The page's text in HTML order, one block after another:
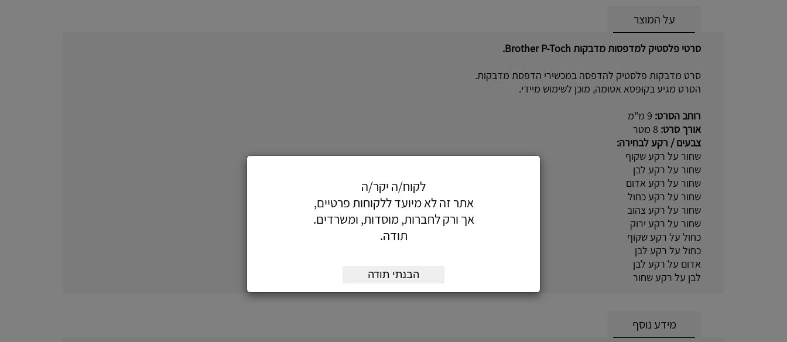
על המוצר
סרטי פלסטיק למדפסות מדבקות Brother P-Toch.
סרט מדבקות פלסטיק להדפסה במכשירי הדפסת מדבקות.
הסרט מגיע בקופסא אטומה, מוכן לשימוש מיידי.
רוחב הסרט:
אורך סרט:
צבעים / רקע לבחירה:
שחור על רקע שקוף
שחור על רקע לבן
שחור על רקע אדום
שחור על רקע כחול
שחור על רקע צהוב
שחור על רקע ירוק
כחול על רקע שקוף
כחול על רקע לבן
אדום על רקע לבן
לבן על רקע שחור
מידע נוסף
לקוח/ה יקר/ה
אתר זה לא מיועד ללקוחות פרטיים,
אך ורק לחברות, מוסדות, ומשרדים.
תודה.
הבנתי תודה